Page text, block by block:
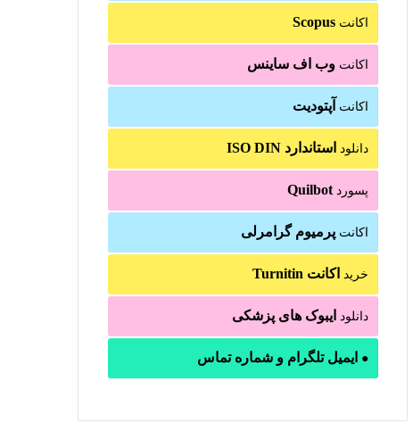
اکانتScopus
اکانتوب اف ساینس
اکانت آپتودیت
دانلود استاندارد ISO DIN
پسوردQuilbot
اکانتپرمیوم گرامرلی
خرید اکانت Turnitin
دانلود ایبوک های پزشکی
● ایمیل تلگرام و شماره تماس